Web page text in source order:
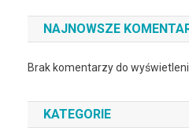
NAJNOWSZE
Brak komentarzy do
KATEGORIE